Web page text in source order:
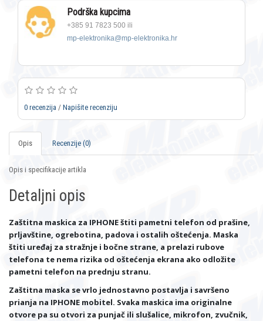
Podrška kupcima
+385 91 7823 500 ili
mp-elektronika@mp-elektronika.hr
0 recenzija / Napišite recenziju
Opis Recenzije (0)
Opis i specifikacije artikla
Detaljni opis
Zaštitna maskica za IPHONE štiti pametni telefon od prašine,
prljavštine, ogrebotina, padova i ostalih oštećenja. Maska
štiti uređaj za stražnje i bočne strane, a prelazi rubove
telefona te nema rizika od oštećenja ekrana ako odložite
pametni telefon na prednju stranu.
Zaštitna maska se vrlo jednostavno postavlja i savršeno
prianja na IPHONE mobitel. Svaka maskica ima originalne
otvore pa su otvori za punjač ili slušalice, mikrofon, zvučnik,